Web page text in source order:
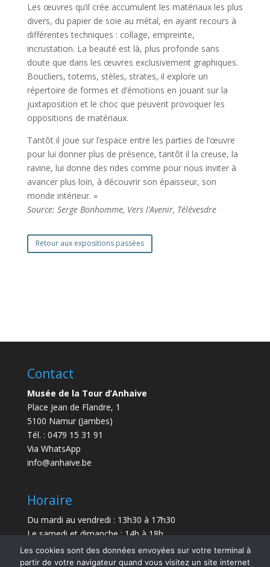
Les œuvres qu’il crée accumulent les matériaux les plus
divers, du papier de soie au métal, en ayant recours à
différentes techniques : collage, empreinte,
incrustation. La beauté est là, plus profonde sans
doute que dans les œuvres exclusivement graphiques.
Boucliers, totems, stèles, strates, il explore un
répertoire de formes et d’émotions en jouant sur la
juxtaposition et le choc que peuvent provoquer les
oppositions de matériaux.
Tantôt il joue sur l’espace entre les parties de l’œuvre
pour lui donner plus de présence, tantôt il la creuse, la
ravine, lui donne des rides comme pour nous inviter à
avancer plus loin, à découvrir son épaisseur, son
monde intérieur. »
Source: Serge Bonhomme, Vers l’Avenir, Télévesdre
Retour aux expositions passées
Contact
Musée de la Tour d’Anhaive
Place Jean de Flandre, 1
5100 Namur (Jambes)
Tél. : 0479 15 31 91
Via WhatsApp
info@anhaive.be
Horaire
Du mardi au vendredi : 13h30 à 17h30
Le samedi et dimanche : 14h à 18h
Durée de la visite : entre 30 minutes et 1 h
Les cookies sont des données envoyées sur votre terminal à
partir de votre navigateur quand vous visitez un site internet